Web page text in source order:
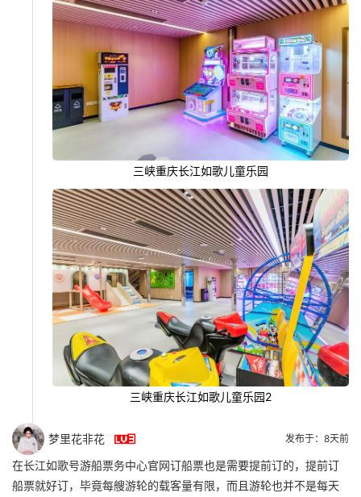
三峡重庆长江如歌儿童乐园
三峡重庆长江如歌儿童乐园2
梦里花非花  发布于：8天前
在长江如歌号游船票务中心官网订船票也是需要提前订的，提前订
船票就好订，毕竟每艘游轮的载客量有限，而且游轮也并不是每天